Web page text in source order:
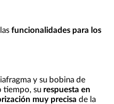
funcionalidades para los
y su bobina de
tiempo, su respuesta en
muy precisa de la